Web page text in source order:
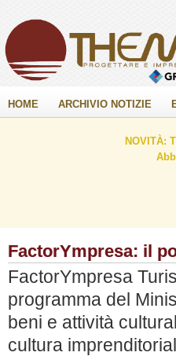
HOME ARCHIVIO NOTIZIE
NOVITÀ:
FactorYmpresa: il
FactorYmpresa
programma del
beni e attività
cultura